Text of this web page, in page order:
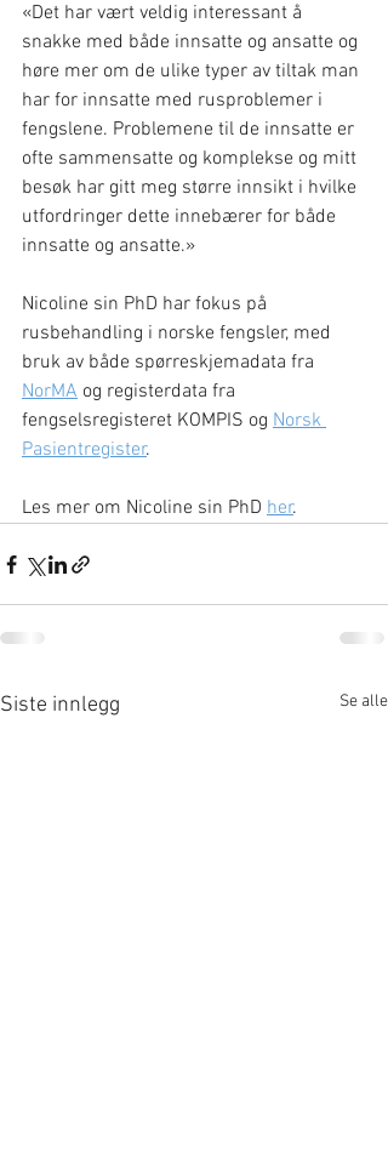
«Det har vært veldig interessant å
snakke med både innsatte og ansatte og
høre mer om de ulike typer av tiltak man
har for innsatte med rusproblemer i
fengslene. Problemene til de innsatte er
ofte sammensatte og komplekse og mitt
besøk har gitt meg større innsikt i hvilke
utfordringer dette innebærer for både
innsatte og ansatte.»
Nicoline sin PhD har fokus på
rusbehandling i norske fengsler, med
bruk av både spørreskjemadata fra
NorMA og registerdata fra
fengselsregisteret KOMPIS og Norsk
Pasientregister.
Les mer om Nicoline sin PhD her.
Siste innlegg Se alle